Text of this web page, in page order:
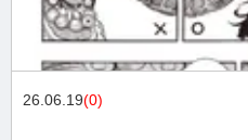
26.06.19(0)